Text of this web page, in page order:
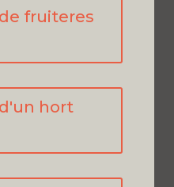
fruiteres
hort